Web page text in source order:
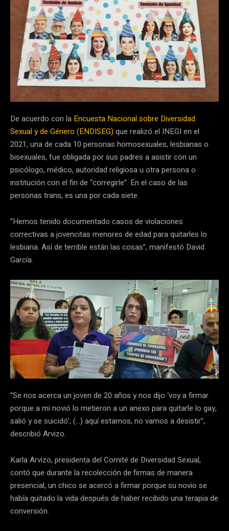
De acuerdo con la Encuesta Nacional sobre Diversidad
Sexual y de Género (ENDISEG) que realizó el INEGI en el
2021, una de cada 10 personas homosexuales, lesbianas o
bisexuales, fue obligada por sus padres a asistir con un
psicólogo, médico, autoridad religiosa u otra persona o
institución con el fin de “corregirle”. En el caso de las
personas trans, es una por cada siete.
“Hemos tenido documentado casos de violaciones
correctivas a jovencitas menores de edad para quitarles lo
lesbiana. Así de terrible están las cosas”, manifestó David
García.
“Se nos acerca un joven de 20 años y nos dijo ‘voy a firmar
porque a mi novió lo metieron a un anexo para quitarle lo gay,
salió y se suicidó’, (…) aquí estamos, no vamos a desistir”,
describió Arvizo.
Karla Arvizo, presidenta del Comité de Diversidad Sexual,
contó que durante la recolección de firmas de manera
presencial, un chico se acercó a firmar porque su novio se
había quitado la vida después de haber recibido una terapia de
conversión.